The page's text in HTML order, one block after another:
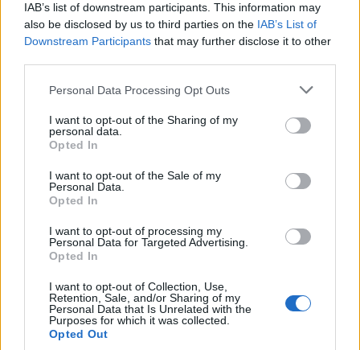
IAB’s list of downstream participants. This information may
also be disclosed by us to third parties on the IAB’s List of
Downstream Participants that may further disclose it to other
Personal Data Processing Opt Outs
I want to opt-out of the Sharing of my
personal data.
Opted In
I want to opt-out of the Sale of my
Personal Data.
Opted In
I want to opt-out of processing my
Personal Data for Targeted Advertising.
Opted In
I want to opt-out of Collection, Use,
Retention, Sale, and/or Sharing of my
Personal Data that Is Unrelated with the
Purposes for which it was collected.
Opted Out
NAUJI